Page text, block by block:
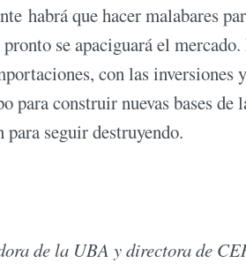
habrá que hacer malabares
se apaciguará el
con las
para construir nuevas bases
seguir destruyendo.
de la UBA y directora de